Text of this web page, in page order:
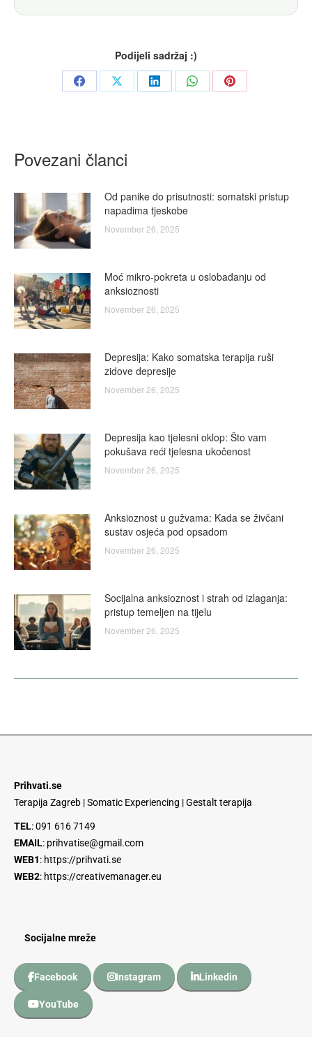
Podijeli sadržaj :)
Share Share Share Share Share
Povezani članci
Od panike do prisutnosti: somatski pristup
napadima tjeskobe
November 26, 2025
Moć mikro-pokreta u oslobađanju od
anksioznosti
November 26, 2025
Depresija: Kako somatska terapija ruši
zidove depresije
November 26, 2025
Depresija kao tjelesni oklop: Što vam
pokušava reći tjelesna ukočenost
November 26, 2025
Anksioznost u gužvama: Kada se živčani
sustav osjeća pod opsadom
November 26, 2025
Socijalna anksioznost i strah od izlaganja:
pristup temeljen na tijelu
November 26, 2025
Prihvati.se
Terapija Zagreb | Somatic Experiencing | Gestalt terapija
TEL:091 616 7149
EMAIL: prihvatise@gmail.com
WEB1: https://prihvati.se
WEB2: https://creativemanager.eu
Socijalne mreže
Facebook Instagram Linkedin
YouTube